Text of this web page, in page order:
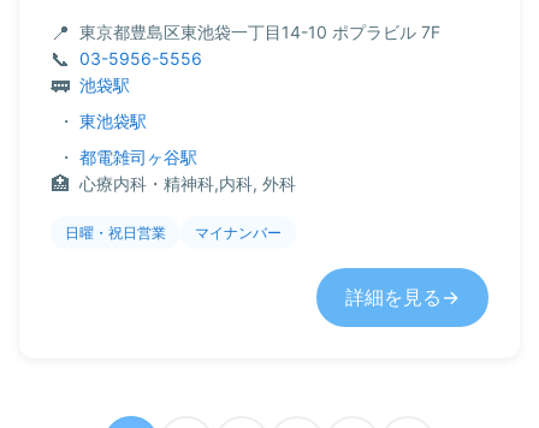
東京都豊島区東池袋一丁目14-10 ポプラビル 7F
03-5956-5556
池袋駅
・ 東池袋駅
・ 都電雑司ヶ谷駅
心療内科・精神科,内科, 外科
日曜・祝日営業 マイナンバー
詳細を見る